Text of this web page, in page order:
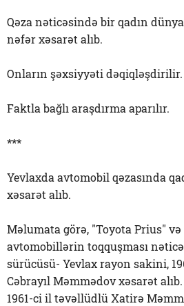
Qəza nəticəsində bir qadın
nəfər xəsarət alıb.
Onların şəxsiyyəti dəqiqləşdirilir.
Faktla bağlı araşdırma aparılır.
***
Yevlaxda avtomobil qəzasında
xəsarət alıb.
Məlumata görə, "Toyota Prius" və
avtomobillərin toqquşması
sürücüsü- Yevlax rayon sakini,
Cəbrayıl Məmmədov xəsarət
1961-ci il təvəllüdlü Xatirə